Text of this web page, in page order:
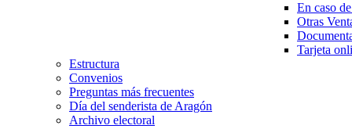
En caso
Otras
Tarjeta
Estructura
Convenios
Preguntas más frecuentes
Día del senderista de Aragón
Archivo electoral